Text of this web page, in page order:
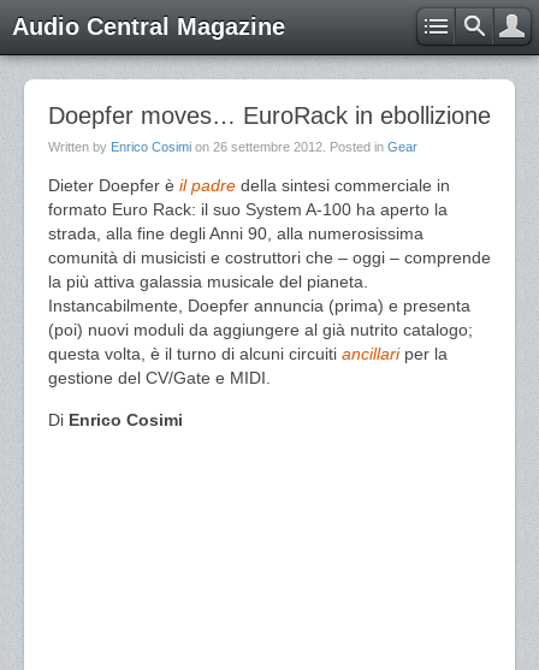
Audio Central Magazine
Doepfer moves… EuroRack in ebollizione
Written by Enrico Cosimi on 26 settembre 2012 . Posted in Gear
Dieter Doepfer è il padre della sintesi commerciale in
formato Euro Rack: il suo System A-100 ha aperto la
strada, alla fine degli Anni 90, alla numerosissima
comunità di musicisti e costruttori che – oggi – comprende
la più attiva galassia musicale del pianeta.
Instancabilmente, Doepfer annuncia (prima) e presenta
(poi) nuovi moduli da aggiungere al già nutrito catalogo;
questa volta, è il turno di alcuni circuiti ancillari per la
gestione del CV/Gate e MIDI.
Di Enrico Cosimi